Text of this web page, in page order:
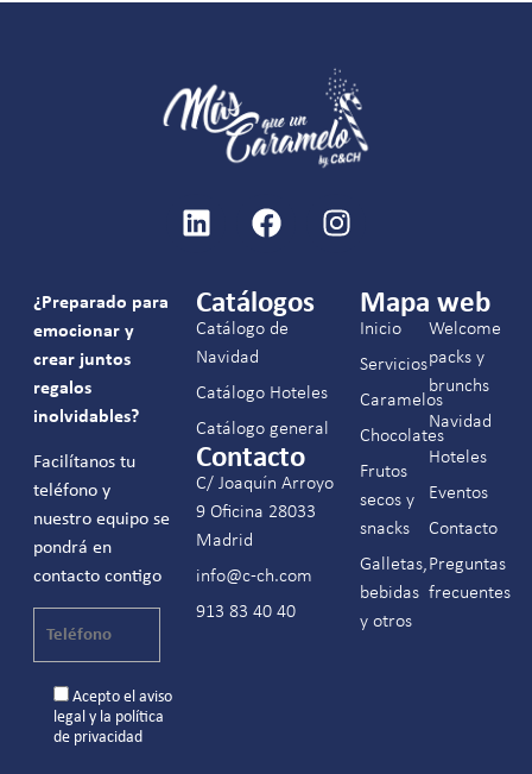
¿Preparado para
emocionar y
crear juntos
regalos
inolvidables?
Facilítanos tu
teléfono y
nuestro equipo se
pondrá en
contacto contigo
Acepto el aviso
legal y la política
de privacidad
Catálogos
Catálogo de
Navidad
Catálogo Hoteles
Catálogo general
Contacto
C/ Joaquín Arroyo
9 Oficina 28033
Madrid
info@c-ch.com
913 83 40 40
Mapa web
Inicio
Servicios
Caramelos
Chocolates
Frutos
secos y
snacks
Galletas,
bebidas
y otros
Welcome
packs y
brunchs
Navidad
Hoteles
Eventos
Contacto
Preguntas
frecuentes